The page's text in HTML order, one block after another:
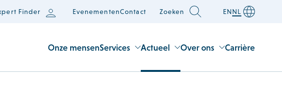
Finder EvenementenContact Zoeken ENNL
Onze mensenServices Actueel Over ons Carrière